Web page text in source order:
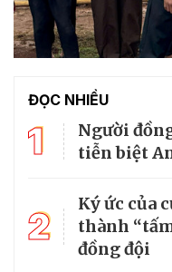
ĐỌC NHIỀU
1
Người
tiễn biệt
2
Ký ức của
thành
đồng đội